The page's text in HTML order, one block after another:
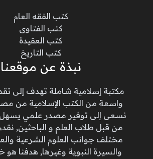
كتب الفقه العام
كتب الفتاوى
كتب العقيدة
كتب التاريخ
نبذة عن موقعنا
مكتبة إسلامية شاملة تهدف إلى
واسعة من الكتب الإسلامية من
نسعى إلى توفير مصدر علمي يسهل
من قبل طلاب العلم و الباحثين,
مختلف جوانب العلوم الشرعية
والسيرة النبوية وغيرها, هدفنا هو